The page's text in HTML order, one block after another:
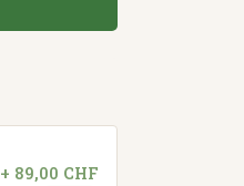
+ 89,00 CHF